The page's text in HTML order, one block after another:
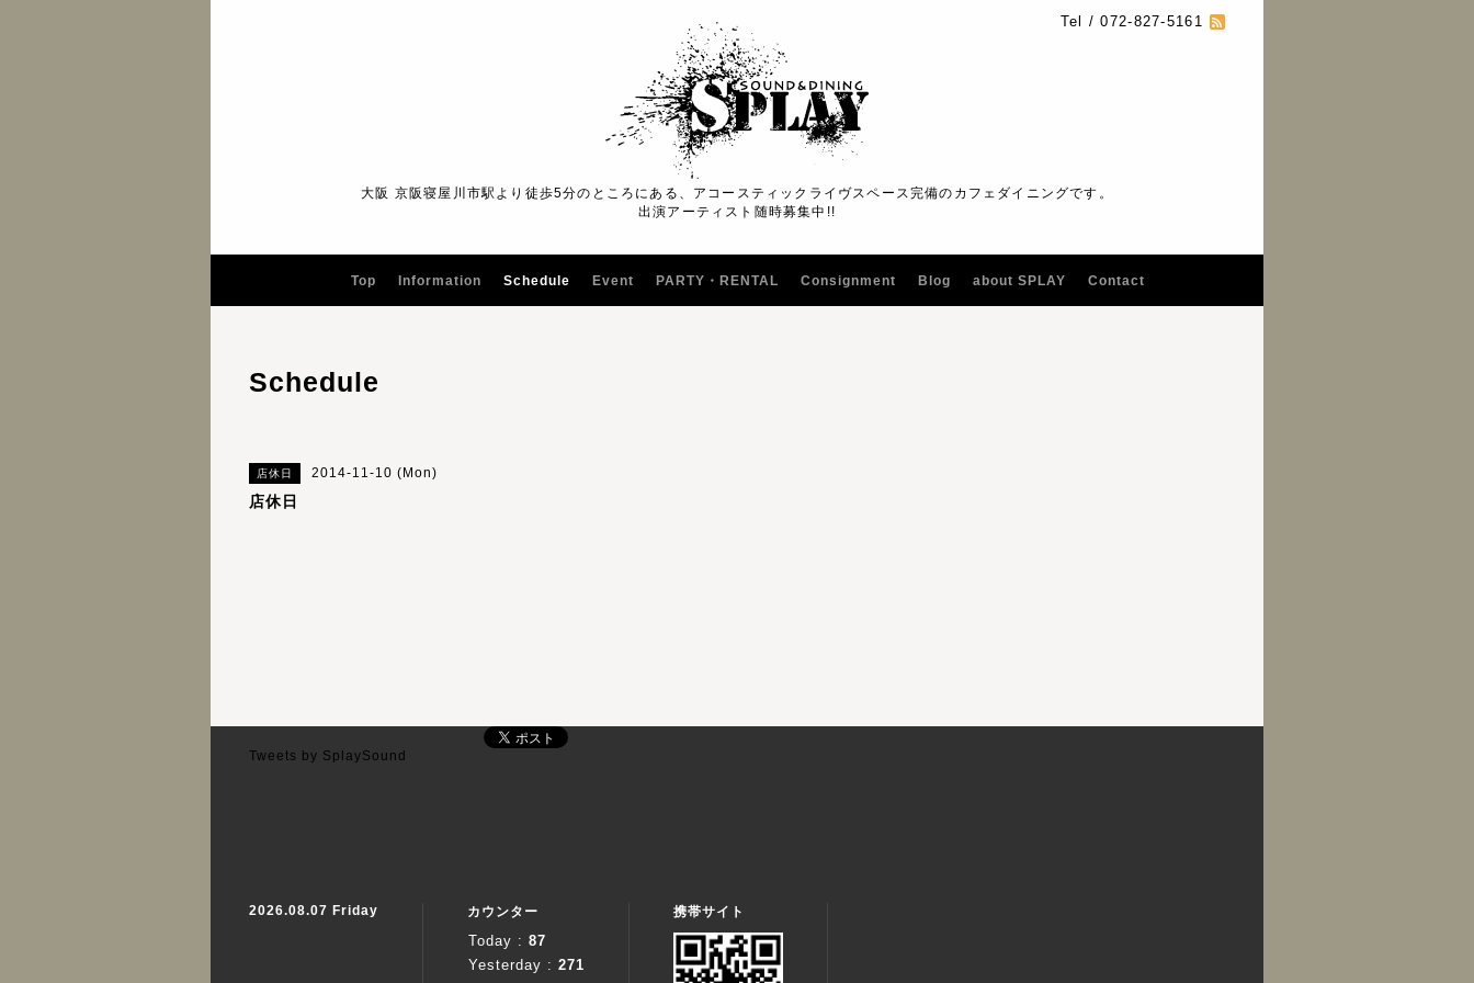
Tel / 072-827-5161
大阪 京阪寝屋川市駅より徒歩5分のところにある、アコースティックライヴスペース完備のカフェダイニングです。
出演アーティスト随時募集中!!
Top Information Schedule Event PARTY・RENTAL Consignment Blog about SPLAY Contact
Schedule
店休日 2014-11-10 (Mon)
店休日
Tweets by SplaySound
2026.08.07 Friday カウンター
Today : 87
Yesterday : 271
携帯サイト